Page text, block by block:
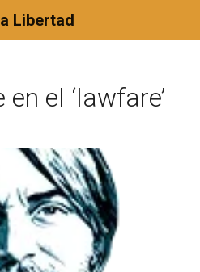
Libertad
el ‘lawfare’